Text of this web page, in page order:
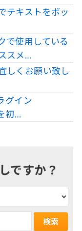
テキストをポッ
で使用している
スメ…
しくお願い致し
グイン
初…
ですか？